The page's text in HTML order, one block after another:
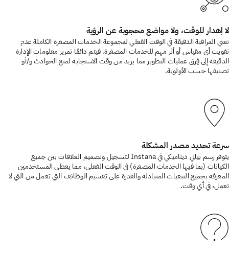
لا إهدار للوقت، ولا مواضع محجوبة عن الرؤية
تعني المراقبة الدقيقة في الوقت الفعلي لمجموعة الخدمات المصغرة الكاملة عدم
تفويت أي مقياس أو أثر مهم للخدمات المصغرة. فيتم دائمًا تمرير معلومات الإدارة
الدقيقة إلى فِرق عمليات التطوير مما يزيد من وقت الاستجابة لمنع الحوادث و/أو
تصنيفها حسب الأولوية.
سرعة تحديد مصدر المشكلة
يتوفر رسم بياني ديناميكي في Instana لتسجيل وتصميم العلاقات بين جميع
الكيانات (بما فيها الخدمات المصغرة) في الوقت الفعلي، مما يعطي المستخدمين
المعرفة بجميع التبعيات المتبادلة والقدرة على تقسيم الوظائف التي تعمل من التي لا
تعمل، في أي وقت.